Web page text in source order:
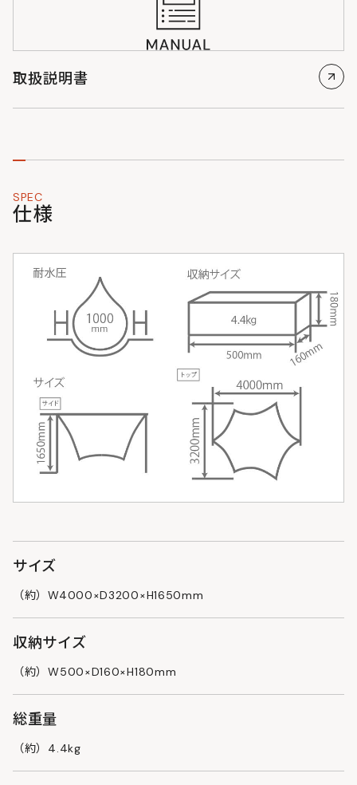
取扱説明書
SPEC
仕様
サイズ
（約）W4000×D3200×H1650mm
収納サイズ
（約）W500×D160×H180mm
総重量
（約）4.4kg